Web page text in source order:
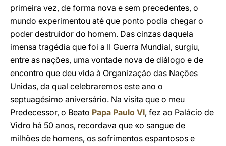
primeira vez, de forma nova e sem precedentes, o
mundo experimentou até que ponto podia chegar o
poder destruidor do homem. Das cinzas daquela
imensa tragédia que foi a II Guerra Mundial, surgiu,
entre as nações, uma vontade nova de diálogo e de
encontro que deu vida à Organização das Nações
Unidas, da qual celebraremos este ano o
septuagésimo aniversário. Na visita que o meu
Predecessor, o Beato Papa Paulo VI, fez ao Palácio de
Vidro há 50 anos, recordava que «o sangue de
milhões de homens, os sofrimentos espantosos e